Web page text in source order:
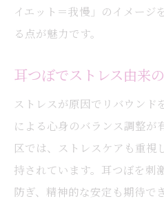
イエット＝我慢」のイメージ
る点が魅力です。
耳つぼでストレス由来
ストレスが原因でリバウンド
による心身のバランス調整が
区では、ストレスケアも重視
持されています。耳つぼを刺
防ぎ、精神的な安定も期待で